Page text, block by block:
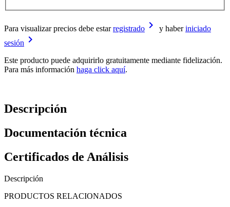
Para visualizar precios debe estarregistrado keyboard_arrow_right y haberiniciado
sesión keyboard_arrow_right
Este producto puede adquirirlo gratuitamente mediante fidelización.
Para más información haga click aquí.
Descripción
Documentación técnica
Certificados de Análisis
Descripción
PRODUCTOS RELACIONADOS